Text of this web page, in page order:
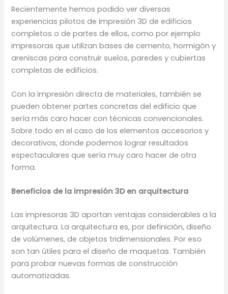
Recientemente hemos podido ver diversas
experiencias pilotos de impresión 3D de edificios
completos o de partes de ellos, como por ejemplo
impresoras que utilizan bases de cemento, hormigón y
areniscas para construir suelos, paredes y cubiertas
completas de edificios.
Con la impresión directa de materiales, también se
pueden obtener partes concretas del edificio que
sería más caro hacer con técnicas convencionales.
Sobre todo en el caso de los elementos accesorios y
decorativos, donde podemos lograr resultados
espectaculares que sería muy caro hacer de otra
forma.
Beneficios de la impresión 3D en arquitectura
Las impresoras 3D aportan ventajas considerables a la
arquitectura. La arquitectura es, por definición, diseño
de volúmenes, de objetos tridimensionales. Por eso
son tan útiles para el diseño de maquetas. También
para probar nuevas formas de construcción
automatizadas.